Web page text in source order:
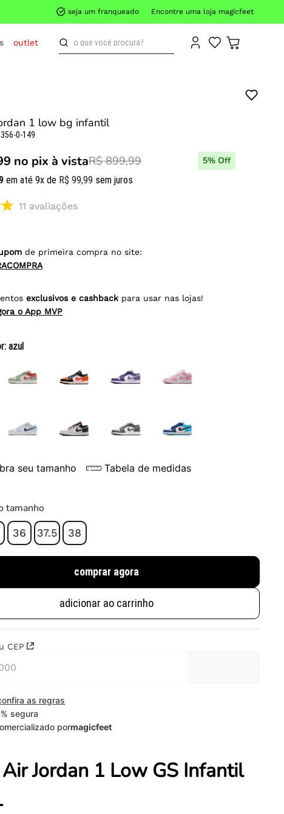
seja um franqueado Encontre uma loja magicfeet
outlet
o que você procura?
1 low bg infantil
0-149
no pix à vistaR$ 899,99 5% Off
em até9x de R$ 99,99 sem juros
11 avaliações
de primeira compra no site:
exclusivos e cashback para usar nas lojas!
o App MVP
azul
seu tamanho Tabela de medidas
tamanho
36 37.5 38
comprar agora
adicionar ao carrinho
CEP
as regras
segura
pormagicfeet
Jordan 1 Low GS Infantil